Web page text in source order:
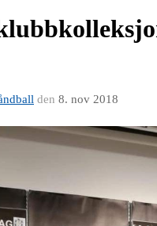
den 8. nov 2018